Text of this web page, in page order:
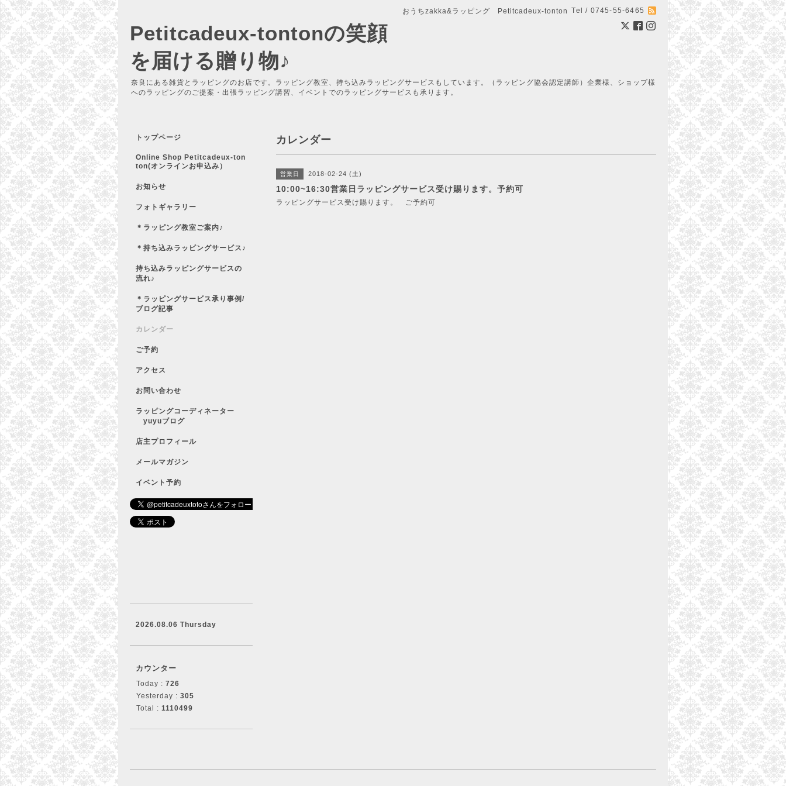
おうちzakka&ラッピング Petitcadeux-tonton Tel / 0745-55-6465
Petitcadeux-tontonの笑顔
を届ける贈り物♪
奈良にある雑貨とラッピングのお店です。ラッピング教室、持ち込みラッピングサービスもしています。（ラッピング協会認定講師）企業様、ショップ様
へのラッピングのご提案・出張ラッピング講習、イベントでのラッピングサービスも承ります。
カレンダー
営業日 2018-02-24 (土)
10:00~16:30営業日ラッピングサービス受け賜ります。予約可
ラッピングサービス受け賜ります。 ご予約可
トップページ
Online Shop Petitcadeux-ton
ton(オンラインお申込み）
お知らせ
フォトギャラリー
＊ラッピング教室ご案内♪
＊持ち込みラッピングサービス♪
持ち込みラッピングサービスの
流れ♪
＊ラッピングサービス承り事例/
ブログ記事
カレンダー
ご予約
アクセス
お問い合わせ
ラッピングコーディネーター
yuyuブログ
店主プロフィール
メールマガジン
イベント予約
2026.08.06 Thursday
カウンター
Today : 726
Yesterday : 305
Total : 1110499